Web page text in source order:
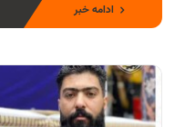
ادامه خبر